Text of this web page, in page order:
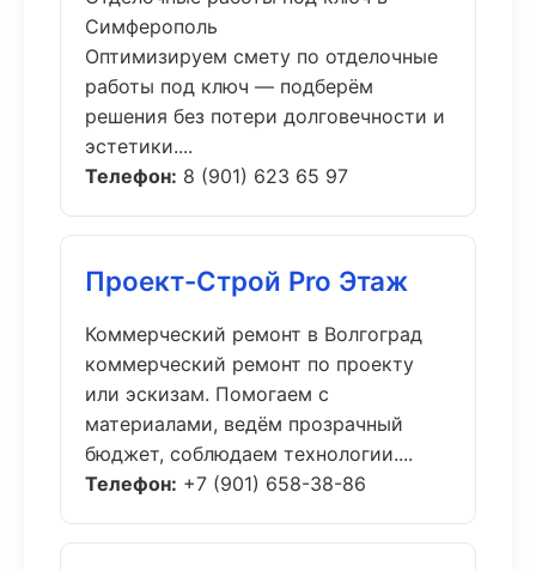
Симферополь
Оптимизируем смету по отделочные
работы под ключ — подберём
решения без потери долговечности и
эстетики....
Телефон: 8 (901) 623 65 97
Проект-Строй Pro Этаж
Коммерческий ремонт в Волгоград
коммерческий ремонт по проекту
или эскизам. Помогаем с
материалами, ведём прозрачный
бюджет, соблюдаем технологии....
Телефон: +7 (901) 658-38-86